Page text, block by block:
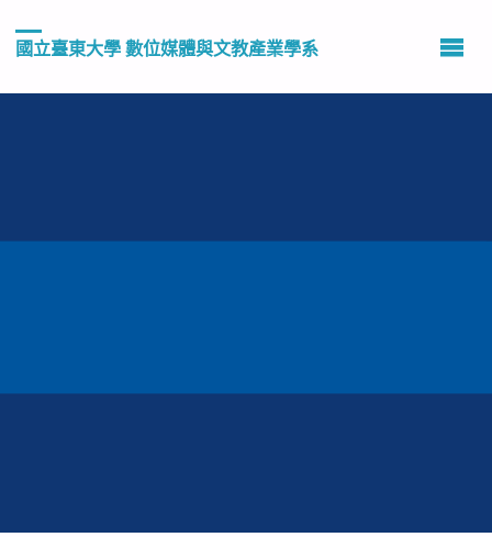
國立臺東大學 數位媒體與文教產業學系